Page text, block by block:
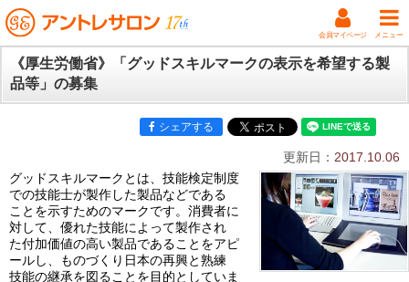
会員マイページ メニュー
《厚生労働省》「グッドスキルマークの表示を希望する製
品等」の募集
シェアする
更新日： 2017.10.06
グッドスキルマークとは、技能検定制度
での技能士が製作した製品などである
ことを示すためのマークです。消費者に
対して、優れた技能によって製作され
た付加価値の高い製品であることをアピ
ールし、ものづくり日本の再興と熟練
技能の継承を図ることを目的としていま